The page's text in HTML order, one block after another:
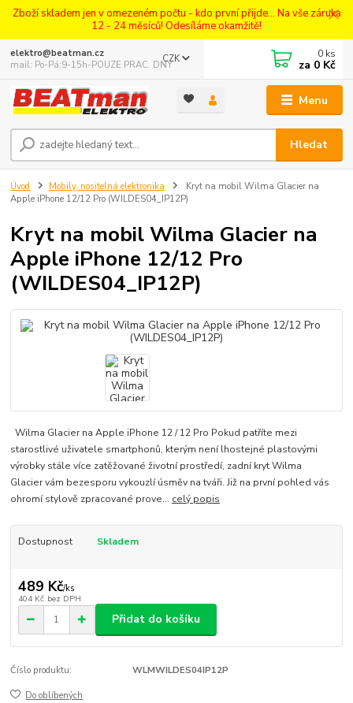
Zboží skladem jen v omezeném počtu - kdo první přijde... Na vše záruka
12 - 24 měsíců! Odesíláme okamžitě!
Menu
CZK
Hledat
elektro@beatman.cz
mail: Po-Pá:9-15h-POUZE PRAC. DNY
0 ks
za 0 Kč
Úvod Mobily, nositelná elektronika
Kryt na mobil Wilma Glacier na
Apple iPhone 12/12 Pro (WILDES04_IP12P)
Kryt na mobil Wilma Glacier na
Apple iPhone 12/12 Pro
(WILDES04_IP12P)
Wilma Glacier na Apple iPhone 12 / 12 Pro Pokud patříte mezi
starostlivé uživatele smartphonů, kterým není lhostejné plastovými
výrobky stále více zatěžované životní prostředí, zadní kryt Wilma
Glacier vám bezesporu vykouzlí úsměv na tváři. Již na první pohled vás
ohromí stylově zpracované prove... celý popis
Dostupnost Skladem
489 Kč/ks
404 Kč bez DPH
Přidat do košíku
Číslo produktu: WLMWILDES04IP12P
Do oblíbených